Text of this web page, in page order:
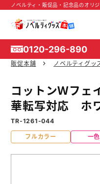
ノベルティ・販促品・記念品のオリ
0120-296-890
商品一覧
ご利用ガイド
入稿ガイド
販促本舗 ノベルティグッ
コットンＷフ
華転写対応 ホ
TR-1261-044
フルカラー 一